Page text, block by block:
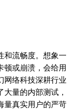
和流畅度。想象一
顿或崩溃，会给用
网络科技深耕行业
量的内部测试，
量真实用户的严苛